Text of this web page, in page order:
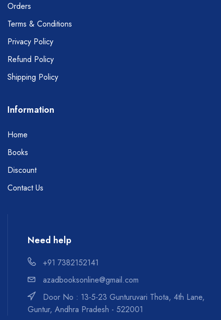
Orders
Terms & Conditions
Privacy Policy
Refund Policy
Shipping Policy
Information
Home
Books
Discount
Contact Us
Need help
+91 7382152141
azadbooksonline@gmail.com
Door No : 13-5-23 Gunturuvari Thota, 4th Lane,
Guntur, Andhra Pradesh - 522001